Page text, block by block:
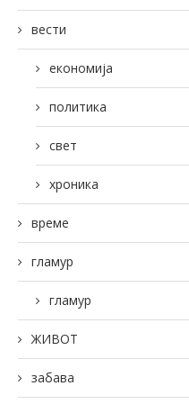
вести
економија
политика
свет
хроника
време
гламур
гламур
ЖИВОТ
забава